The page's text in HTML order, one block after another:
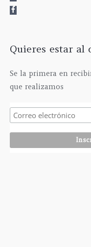
Quieres estar al
Se la primera en
que realizamos